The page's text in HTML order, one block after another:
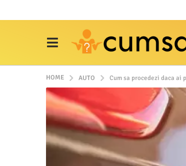
HOME AUTO Cum sa procedezi daca ai